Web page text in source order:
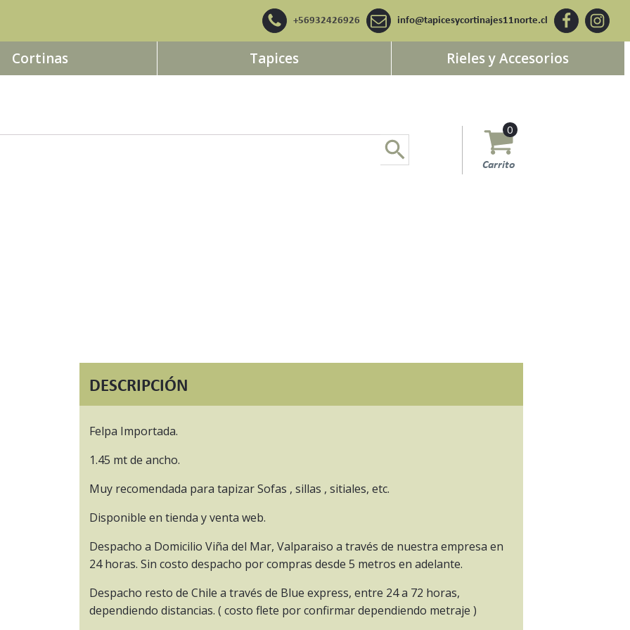
+56932426926 info@tapicesycortinajes11norte.cl
Cortinas Tapices Rieles y Accesorios
0
Carrito
DESCRIPCIÓN
Felpa Importada.
1.45 mt de ancho.
Muy recomendada para tapizar Sofas , sillas , sitiales, etc.
Disponible en tienda y venta web.
Despacho a Domicilio Viña del Mar, Valparaiso a través de nuestra empresa en
24 horas. Sin costo despacho por compras desde 5 metros en adelante.
Despacho resto de Chile a través de Blue express, entre 24 a 72 horas,
dependiendo distancias. ( costo flete por confirmar dependiendo metraje )